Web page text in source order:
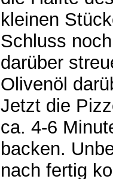
kleinen
Schluss
darüber
Olivenöl
Jetzt die
ca. 4-6
backen.
nach fertig